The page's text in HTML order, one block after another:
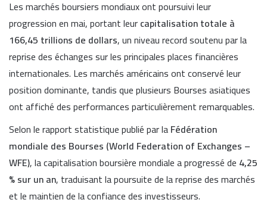
Les marchés boursiers mondiaux ont poursuivi leur
progression en mai, portant leurcapitalisation totale à
166,45 trillions de dollars, un niveau record soutenu par la
reprise des échanges sur les principales places financières
internationales. Les marchés américains ont conservé leur
position dominante, tandis que plusieurs Bourses asiatiques
ont affiché des performances particulièrement remarquables.
Selon le rapport statistique publié par laFédération
mondiale des Bourses (World Federation of Exchanges –
WFE), la capitalisation boursière mondiale a progressé de 4,25
% sur un an, traduisant la poursuite de la reprise des marchés
et le maintien de la confiance des investisseurs.